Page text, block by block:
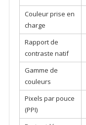
Couleur prise en
charge
Rapport de
contraste natif
Gamme de
couleurs
Pixels par pouce
(PPI)